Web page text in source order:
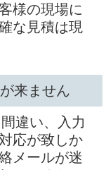
様の現場に
な見積は現
来ません
違い、入力
応が致しか
メールが迷